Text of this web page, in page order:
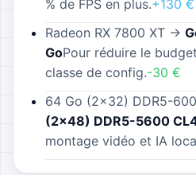
% de FPS en plus.+130 €
Radeon RX 7800 XT →
GoPour réduire le
classe de config.-30 €
64 Go (2×32) DDR5-
(2×48) DDR5-5600
montage vidéo et IA